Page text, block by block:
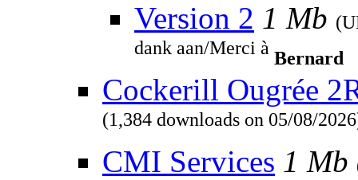
Version 2 1 Mb
dank aan/Merci à Bernard
Cockerill Ougrée
(1,384 downloads on 05/08/
CMI Services 1 Mb